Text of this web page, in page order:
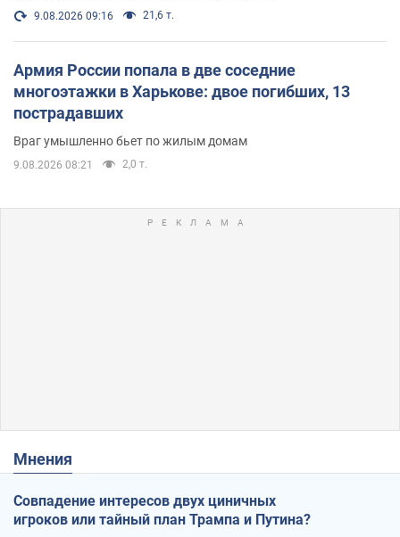
9.08.2026 09:16 21,6 т.
Армия России попала в две соседние
многоэтажки в Харькове: двое погибших, 13
пострадавших
Враг умышленно бьет по жилым домам
9.08.2026 08:21 2,0 т.
Мнения
Совпадение интересов двух циничных
игроков или тайный план Трампа и Путина?